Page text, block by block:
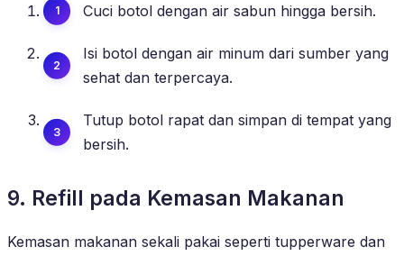
Cuci botol dengan air sabun hingga bersih.
Isi botol dengan air minum dari sumber yang
sehat dan terpercaya.
Tutup botol rapat dan simpan di tempat yang
bersih.
9. Refill pada Kemasan Makanan
Kemasan makanan sekali pakai seperti tupperware dan